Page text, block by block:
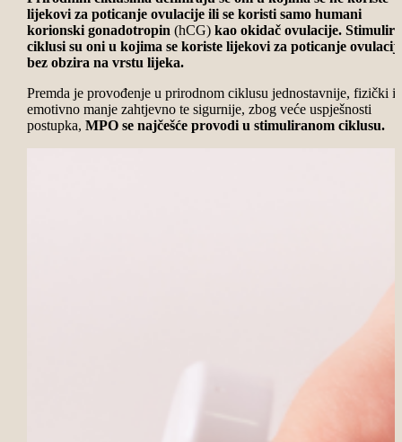
lijekovi za poticanje ovulacije ili se koristi samo humani
korionski gonadotropin (hCG) kao okidač ovulacije.
ciklusi su oni u kojima se koriste lijekovi za poticanje
bez obzira na vrstu lijeka.
Premda je provođenje u prirodnom ciklusu jednostavnije, fizički i
emotivno manje zahtjevno te sigurnije, zbog veće uspješnosti
postupka, MPO se najčešće provodi u stimuliranom ciklusu.